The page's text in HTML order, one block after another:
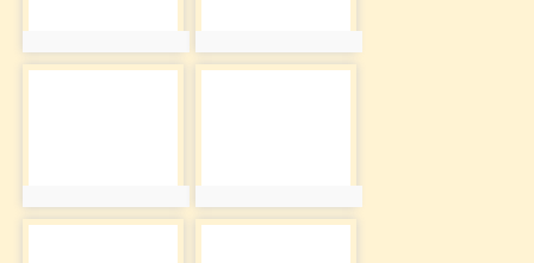
photo:581
photo:582
photo:583
photo:584